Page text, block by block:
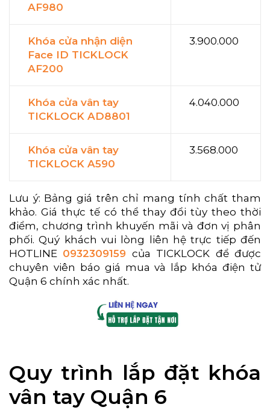
AF980
Khóa cửa nhận diện
Face ID TICKLOCK
AF200
3.900.000
Khóa cửa vân tay
TICKLOCK AD8801
4.040.000
Khóa cửa vân tay
TICKLOCK A590
3.568.000
Lưu ý: Bảng giá trên chỉ mang tính chất tham
khảo. Giá thực tế có thể thay đổi tùy theo thời
điểm, chương trình khuyến mãi và đơn vị phân
phối. Quý khách vui lòng liên hệ trực tiếp đến
HOTLINE 0932309159 của TICKLOCK để được
chuyên viên báo giá mua và lắp khóa điện tử
Quận 6 chính xác nhất.
Quy trình lắp đặt khóa
vân tay Quận 6